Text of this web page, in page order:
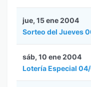
Sorteo del Jueves
jue, 15 ene 2004
Lotería Especial
sáb, 10 ene 2004